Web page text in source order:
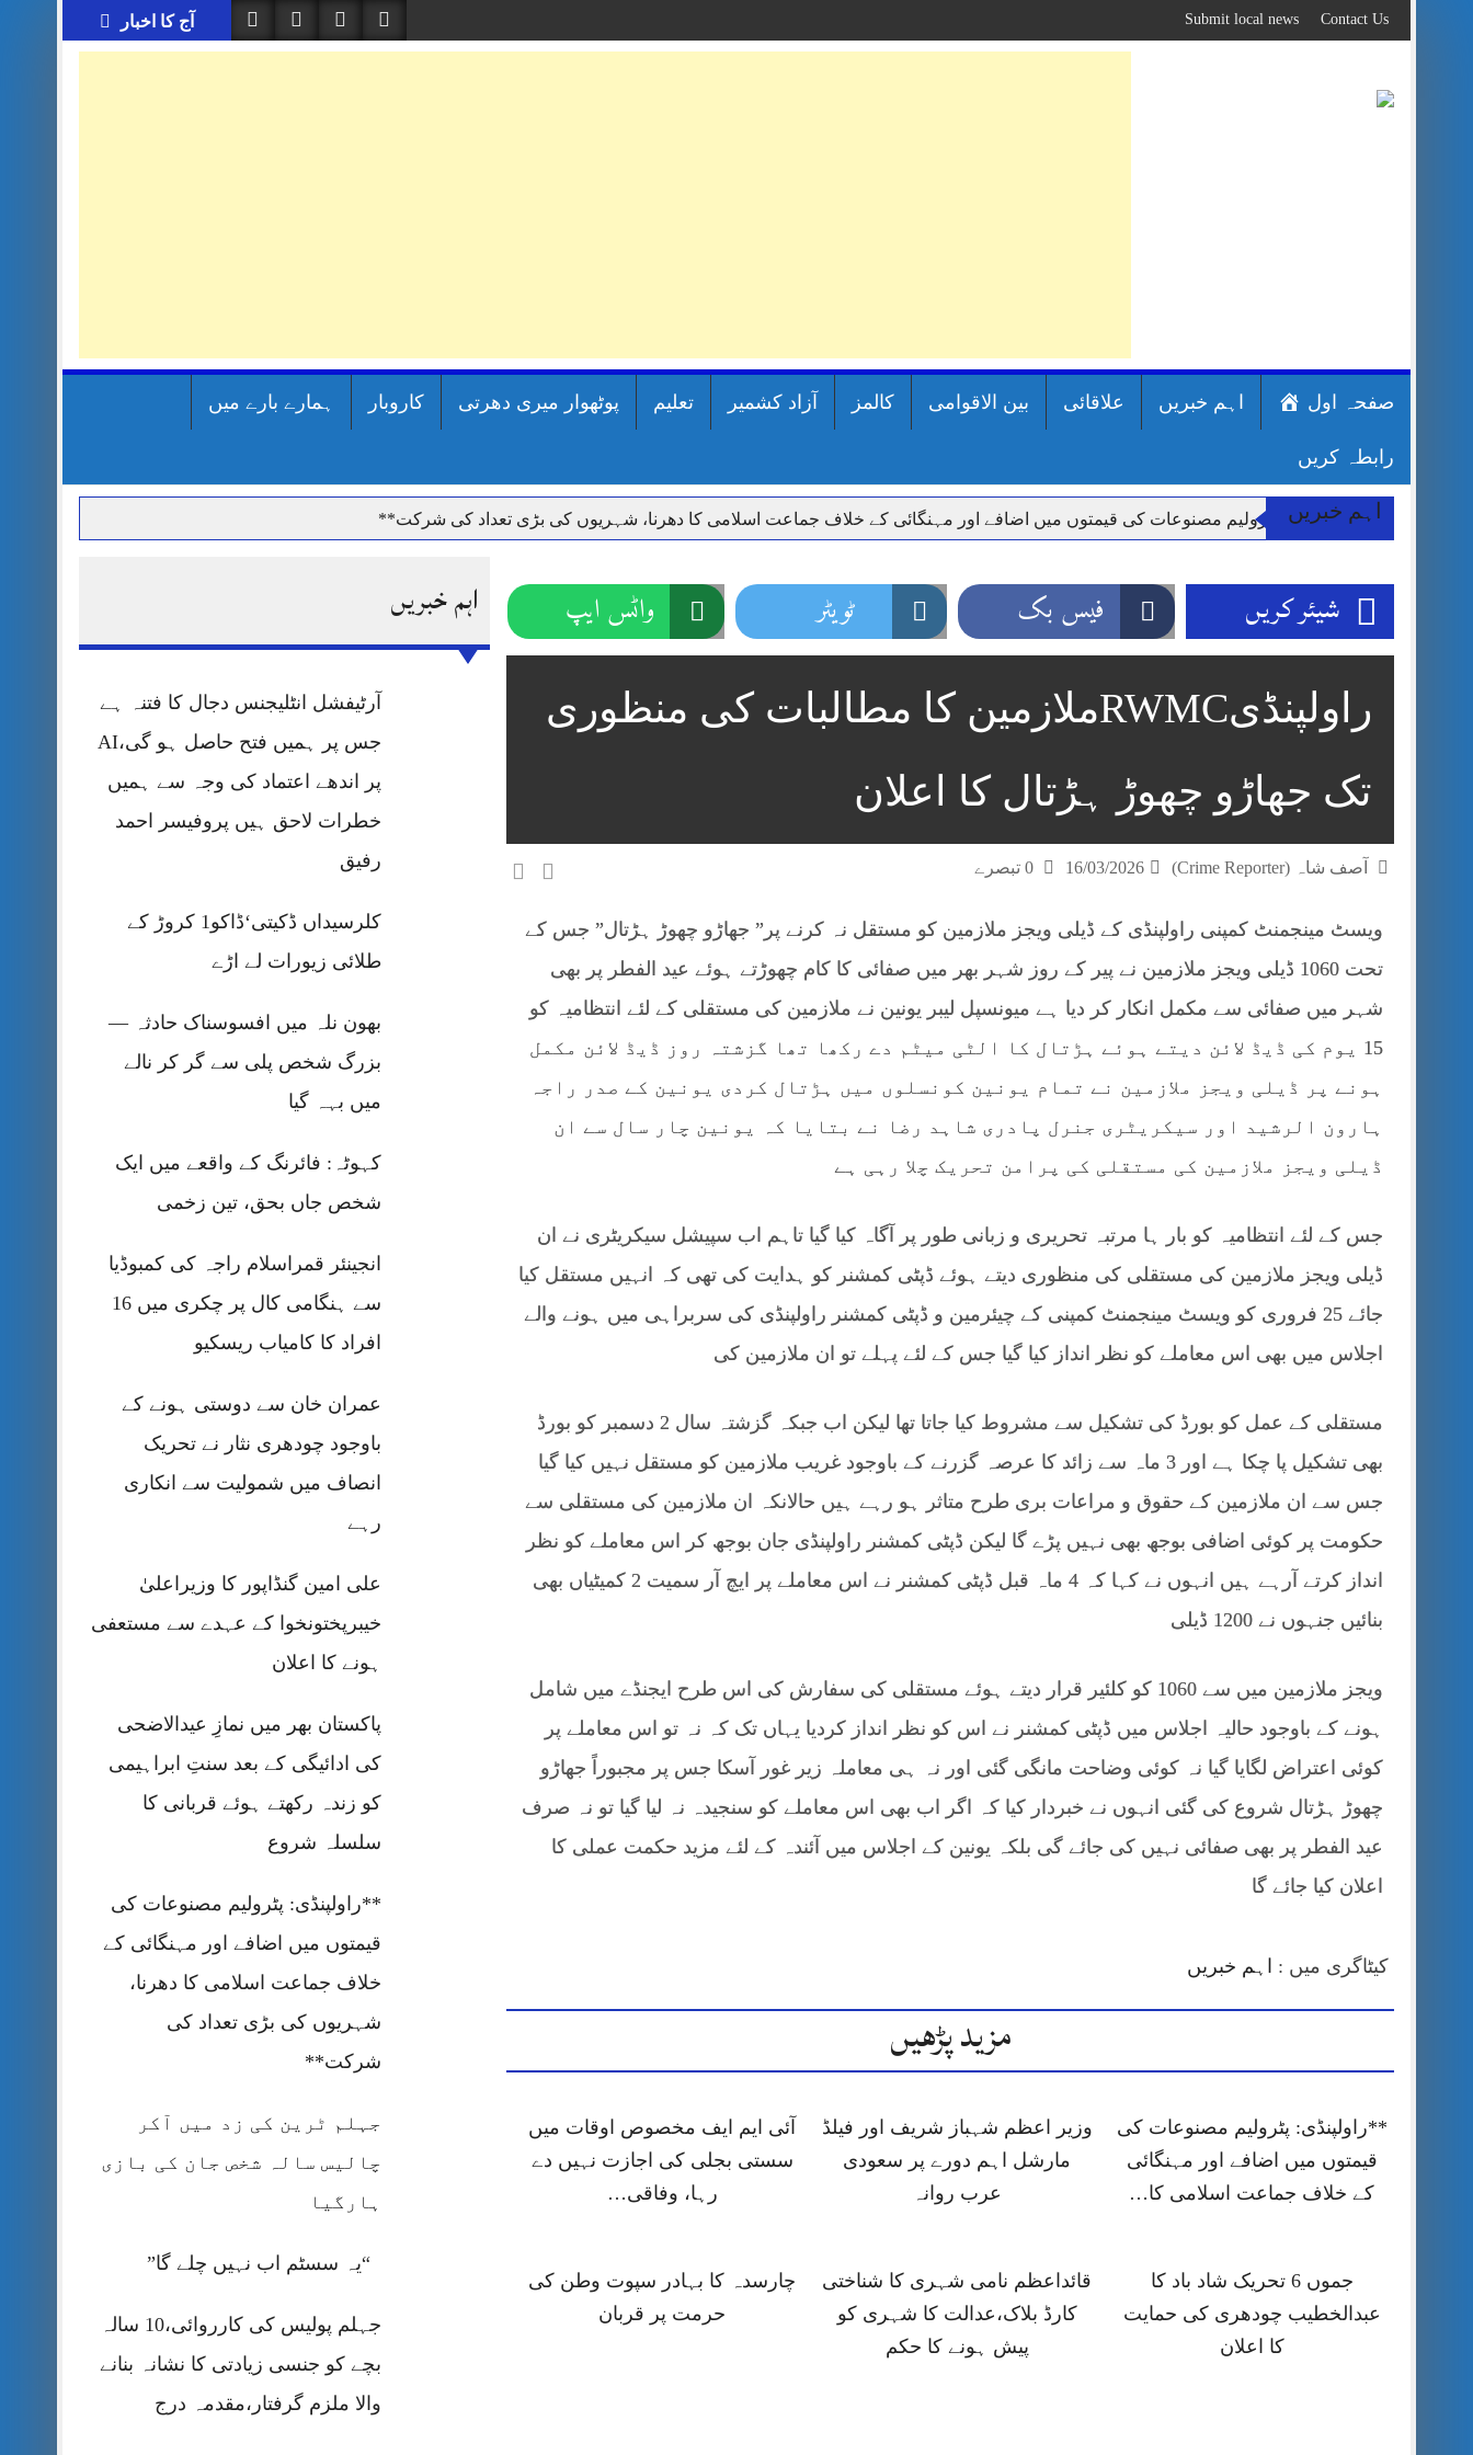
to
content
آج کا اخبار Contact Us
Submit local news
صفحہ اول اہم خبریں علاقائی بین الاقوامی کالمز آزاد کشمیر تعلیم پوٹھوار میری دھرتی کاروبار ہمارے بارے میں
رابطہ کریں
اہم خبریں
**راولپنڈی: پٹرولیم مصنوعات کی قیمتوں میں اضافے اور مہنگائی کے خلاف جماعت اسلامی کا دھرنا، شہریوں کی بڑی تعداد کی شرکت**
آئی ایم ایف مخصوص اوقات میں سستی بجلی کی اجازت نہیں دے رہا، وفاقی وزیر توانائی اویس لغاری
جموں 6 تحریک شاد باد کا عبدالخطیب چودھری کی حمایت کا اعلان
قائداعظم نامی شہری کا شناختی کارڈ بلاک،عدالت کا شہری کو پیش ہونے کا حکم
چارسدہ کا بہادر سپوت وطن کی حرمت پر قربان
مون سون بارشیں، لینڈ سلائیڈنگ اور کوٹلی ستیاں کے نظر انداز متاثرین
اسسٹنٹ کمشنر کلرسیداں سیدہ زینب حسین کی پریس کانفرنس
اہم خبریں
آرٹیفشل انٹلیجنس دجال کا فتنہ ہے
جس پر ہمیں فتح حاصل ہو گی،AI
پر اندھے اعتماد کی وجہ سے ہمیں
خطرات لاحق ہیں پروفیسر احمد
رفیق
کلرسیداں ڈکیتی‘ڈاکو1 کروڑ کے
طلائی زیورات لے اڑے
بھون نلہ میں افسوسناک حادثہ —
بزرگ شخص پلی سے گر کر نالے
میں بہہ گیا
کہوٹہ: فائرنگ کے واقعے میں ایک
شخص جاں بحق، تین زخمی
انجینئر قمراسلام راجہ کی کمبوڈیا
سے ہنگامی کال پر چکری میں 16
افراد کا کامیاب ریسکیو
عمران خان سے دوستی ہونے کے
باوجود چودھری نثار نے تحریک
انصاف میں شمولیت سے انکاری
رہے
علی امین گنڈاپور کا وزیراعلیٰ
خیبرپختونخوا کے عہدے سے مستعفی
ہونے کا اعلان
پاکستان بھر میں نمازِ عیدالاضحی
کی ادائیگی کے بعد سنتِ ابراہیمی
کو زندہ رکھتے ہوئے قربانی کا
سلسلہ شروع
**راولپنڈی: پٹرولیم مصنوعات کی
قیمتوں میں اضافے اور مہنگائی کے
خلاف جماعت اسلامی کا دھرنا،
شہریوں کی بڑی تعداد کی
شرکت**
جہلم ٹرین کی زد میں آکر
چالیس سالہ شخص جان کی بازی
ہارگیا
“یہ سسٹم اب نہیں چلے گا”
جہلم پولیس کی کارروائی،10 سالہ
بچے کو جنسی زیادتی کا نشانہ بنانے
والا ملزم گرفتار،مقدمہ درج
شیئر کریں فیس بک ٹویٹر واٹس ایپ
راولپنڈیRWMCملازمین کا مطالبات کی منظوری
تک جھاڑو چھوڑ ہڑتال کا اعلان
آصف شاہ (Crime Reporter) 16/03/2026
ویسٹ مینجمنٹ کمپنی راولپنڈی کے ڈیلی ویجز ملازمین کو مستقل نہ کرنے پر” جھاڑو چھوڑ ہڑتال” جس کے
تحت 1060 ڈیلی ویجز ملازمین نے پیر کے روز شہر بھر میں صفائی کا کام چھوڑتے ہوئے عید الفطر پر بھی
شہر میں صفائی سے مکمل انکار کر دیا ہے میونسپل لیبر یونین نے ملازمین کی مستقلی کے لئے انتظامیہ کو
15 یوم کی ڈیڈ لائن دیتے ہوئے ہڑتال کا الٹی میٹم دے رکھا تھا گزشتہ روز ڈیڈ لائن مکمل
ہونے پر ڈیلی ویجز ملازمین نے تمام یونین کونسلوں میں ہڑتال کردی یونین کے صدر راجہ
ہارون الرشید اور سیکریٹری جنرل پادری شاہد رضا نے بتایا کہ یونین چار سال سے ان
ڈیلی ویجز ملازمین کی مستقلی کی پرامن تحریک چلا رہی ہے
جس کے لئے انتظامیہ کو بار ہا مرتبہ تحریری و زبانی طور پر آگاہ کیا گیا تاہم اب سپیشل سیکریٹری نے ان
ڈیلی ویجز ملازمین کی مستقلی کی منظوری دیتے ہوئے ڈپٹی کمشنر کو ہدایت کی تھی کہ انہیں مستقل کیا
جائے 25 فروری کو ویسٹ مینجمنٹ کمپنی کے چیئرمین و ڈپٹی کمشنر راولپنڈی کی سربراہی میں ہونے والے
اجلاس میں بھی اس معاملے کو نظر انداز کیا گیا جس کے لئے پہلے تو ان ملازمین کی
مستقلی کے عمل کو بورڈ کی تشکیل سے مشروط کیا جاتا تھا لیکن اب جبکہ گزشتہ سال 2 دسمبر کو بورڈ
بھی تشکیل پا چکا ہے اور 3 ماہ سے زائد کا عرصہ گزرنے کے باوجود غریب ملازمین کو مستقل نہیں کیا گیا
جس سے ان ملازمین کے حقوق و مراعات بری طرح متاثر ہو رہے ہیں حالانکہ ان ملازمین کی مستقلی سے
حکومت پر کوئی اضافی بوجھ بھی نہیں پڑے گا لیکن ڈپٹی کمشنر راولپنڈی جان بوجھ کر اس معاملے کو نظر
انداز کرتے آرہے ہیں انہوں نے کہا کہ 4 ماہ قبل ڈپٹی کمشنر نے اس معاملے پر ایچ آر سمیت 2 کمیٹیاں بھی
بنائیں جنہوں نے 1200 ڈیلی
ویجز ملازمین میں سے 1060 کو کلئیر قرار دیتے ہوئے مستقلی کی سفارش کی اس طرح ایجنڈے میں شامل
ہونے کے باوجود حالیہ اجلاس میں ڈپٹی کمشنر نے اس کو نظر انداز کردیا یہاں تک کہ نہ تو اس معاملے پر
کوئی اعتراض لگایا گیا نہ کوئی وضاحت مانگی گئی اور نہ ہی معاملہ زیر غور آسکا جس پر مجبوراً جھاڑو
چھوڑ ہڑتال شروع کی گئی انہوں نے خبردار کیا کہ اگر اب بھی اس معاملے کو سنجیدہ نہ لیا گیا تو نہ صرف
عید الفطر پر بھی صفائی نہیں کی جائے گی بلکہ یونین کے اجلاس میں آئندہ کے لئے مزید حکمت عملی کا
اعلان کیا جائے گا
کیٹاگری میں : اہم خبریں
مزید پڑھیں
**راولپنڈی: پٹرولیم مصنوعات کی
قیمتوں میں اضافے اور مہنگائی
کے خلاف جماعت اسلامی کا…
وزیر اعظم شہباز شریف اور فیلڈ
مارشل اہم دورے پر سعودی
عرب روانہ
آئی ایم ایف مخصوص اوقات میں
سستی بجلی کی اجازت نہیں دے
رہا، وفاقی…
جموں 6 تحریک شاد باد کا
عبدالخطیب چودھری کی حمایت
کا اعلان
قائداعظم نامی شہری کا شناختی
کارڈ بلاک،عدالت کا شہری کو
پیش ہونے کا حکم
چارسدہ کا بہادر سپوت وطن کی
حرمت پر قربان